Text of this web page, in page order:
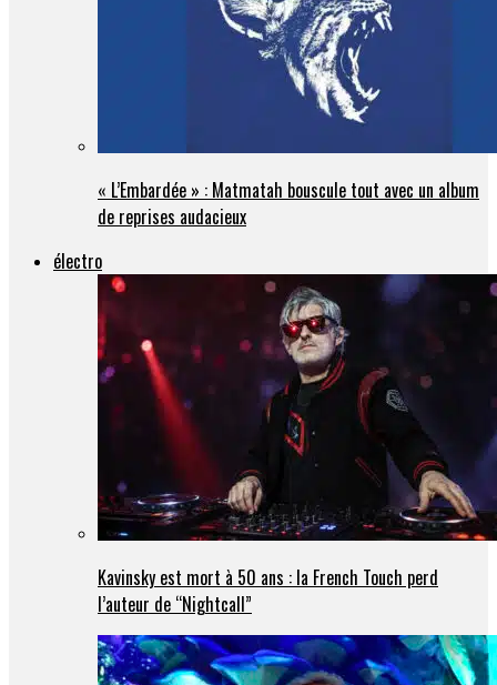
« L’Embardée » : Matmatah bouscule tout avec un album
de reprises audacieux
électro
Kavinsky est mort à 50 ans : la French Touch perd
l’auteur de “Nightcall”